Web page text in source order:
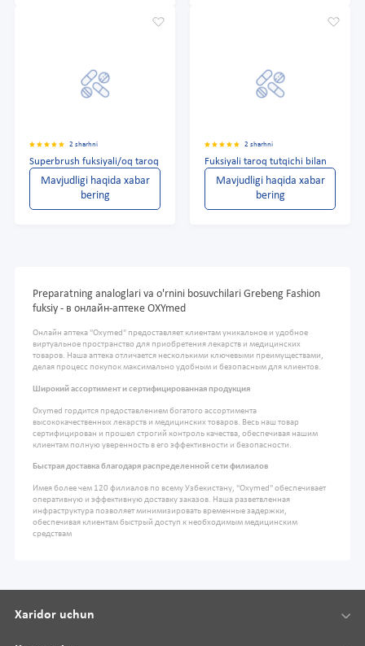
2 sharhni
Superbrush fuksiyali/oq taroq
Mavjudligi haqida xabar
bering
2 sharhni
Fuksiyali taroq tutqichi bilan
Mavjudligi haqida xabar
bering
Preparatning analoglari va o'rnini bosuvchilari Grebeng Fashion
fuksiy - в онлайн-аптеке OXYmed
Онлайн аптека "Oxymed" предоставляет клиентам уникальное и удобное
виртуальное пространство для приобретения лекарств и медицинских
товаров. Наша аптека отличается несколькими ключевыми преимуществами,
делая процесс покупок максимально удобным и безопасным для клиентов.
Широкий ассортимент и сертифицированная продукция
Oxymed гордится предоставлением богатого ассортимента
высококачественных лекарств и медицинских товаров. Весь наш товар
сертифицирован и прошел строгий контроль качества, обеспечивая нашим
клиентам полную уверенность в его эффективности и безопасности.
Быстрая доставка благодаря распределенной сети филиалов
Имея более чем 120 филиалов по всему Узбекистану, "Oxymed" обеспечивает
оперативную и эффективную доставку заказов. Наша разветвленная
инфраструктура позволяет минимизировать временные задержки,
обеспечивая клиентам быстрый доступ к необходимым медицинским
средствам
Xaridor uchun